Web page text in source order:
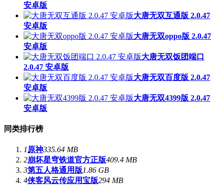
安卓版
大唐无双互通版 2.0.47
安卓版
大唐无双oppo版 2.0.47
安卓版
大唐无双饭团端口
2.0.47 安卓版
大唐无双百度版 2.0.47
安卓版
大唐无双4399版 2.0.47
安卓版
同类排行榜
1 原神335.64 MB
2崩坏星穹铁道官方正版409.4 MB
3第五人格通用版1.86 GB
4侠客风云传应用宝版294 MB